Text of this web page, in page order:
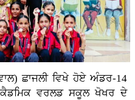
ਛਾਜਲੀ ਵਿਖੇ ਹੋਏ ਅੰਡਰ-14
ਵਰਲਡ ਸਕੂਲ ਖੋਖਰ ਦੇ